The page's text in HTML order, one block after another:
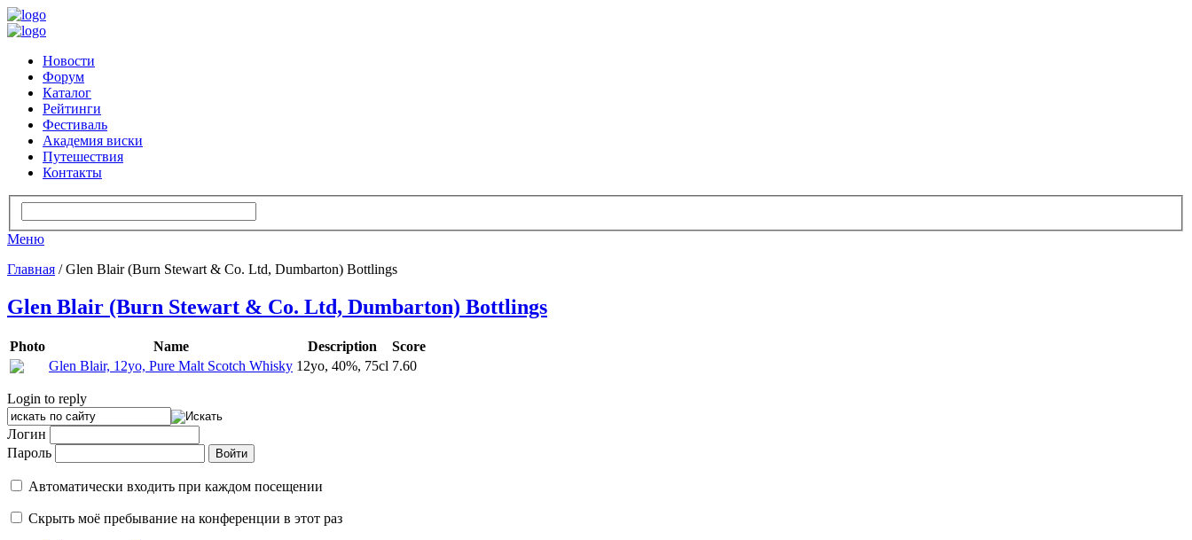
Новости
Форум
Каталог
Рейтинги
Фестиваль
Академия виски
Путешествия
Контакты
Меню
Главная / Glen Blair (Burn Stewart & Co. Ltd, Dumbarton) Bottlings
Glen Blair (Burn Stewart & Co. Ltd, Dumbarton) Bottlings
Photo Name Description
Score
Glen Blair, 12yo, Pure Malt Scotch Whisky 12yo, 40%, 75cl 7.60
Login to reply
Логин
Пароль
Автоматически входить при каждом посещении
Скрыть моё пребывание на конференции в этот раз